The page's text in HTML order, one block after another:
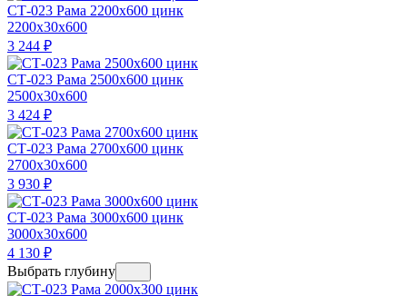
СТ-023 Рама 2200х600 цинк
2200x30x600
3 244 ₽
СТ-023 Рама 2500х600 цинк
2500x30x600
3 424 ₽
СТ-023 Рама 2700х600 цинк
2700x30x600
3 930 ₽
СТ-023 Рама 3000х600 цинк
3000x30x600
4 130 ₽
Выбрать глубину